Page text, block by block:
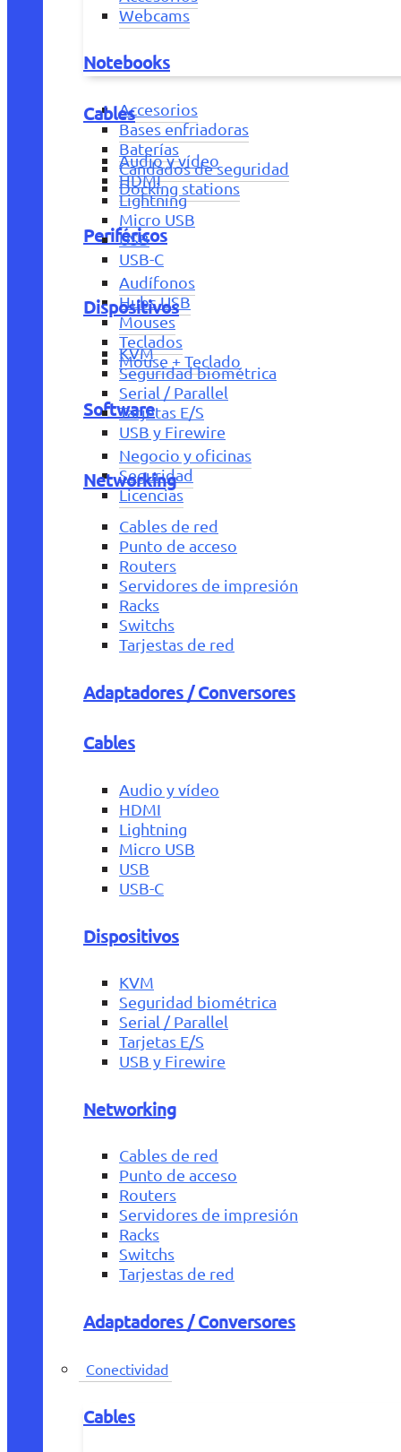
Webcams
Notebooks
Accesorios
Bases enfriadoras
Baterías
Candados de seguridad
Docking stations
Periféricos
Audífonos
Hubs USB
Mouses
Teclados
Mouse + Teclado
Software
Negocio y oficinas
Seguridad
Licencias
Cables
Audio y vídeo
HDMI
Lightning
Micro USB
USB
USB-C
Dispositivos
KVM
Seguridad biométrica
Serial / Parallel
Tarjetas E/S
USB y Firewire
Networking
Cables de red
Punto de acceso
Routers
Servidores de impresión
Racks
Switchs
Tarjestas de red
Adaptadores / Conversores
Cables
Audio y vídeo
HDMI
Lightning
Micro USB
USB
USB-C
Dispositivos
KVM
Seguridad biométrica
Serial / Parallel
Tarjetas E/S
USB y Firewire
Networking
Cables de red
Punto de acceso
Routers
Servidores de impresión
Racks
Switchs
Tarjestas de red
Adaptadores / Conversores
Conectividad
Cables